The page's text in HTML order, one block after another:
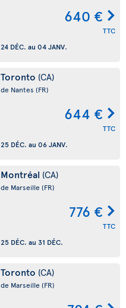
640 €
TTC
24 DÉC. au 04 JANV.
Toronto (CA)
de Nantes (FR)
644 €
TTC
25 DÉC. au 06 JANV.
Montréal (CA)
de Marseille (FR)
776 €
TTC
25 DÉC. au 31 DÉC.
Toronto (CA)
de Marseille (FR)